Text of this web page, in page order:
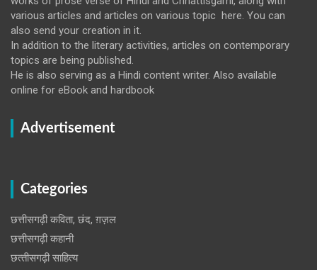
various articles and articles on various topic here. You can
also send your creation in it.
In addition to the literary activities, articles on contemporary
topics are being published.
He is also serving as a Hindi content writer. Also available
online for eBook and hardbook
Advertisement
Categories
छत्तीसगढ़ी कविता, छंद, ग़ज़ल
छत्तीसगढ़ी कहानी
छत्‍तीसगढ़ी साहित्‍य